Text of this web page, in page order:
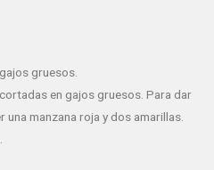
gruesos.
en gajos gruesos. Para dar
manzana roja y dos amarillas.